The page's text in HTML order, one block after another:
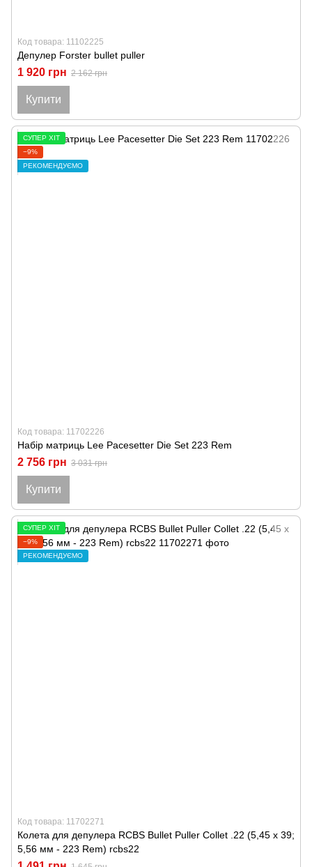
Код товара: 11102225
Депулер Forster bullet puller
1 920 грн 2 162 грн
Купити
СУПЕР ХІТ
−9%
РЕКОМЕНДУЄМО
Код товара: 11702226
Набір матриць Lee Pacesetter Die Set 223 Rem
2 756 грн 3 031 грн
Купити
СУПЕР ХІТ
−9%
РЕКОМЕНДУЄМО
Код товара: 11702271
Колета для депулера RCBS Bullet Puller Collet .22 (5,45 х 39;
5,56 мм - 223 Rem) rcbs22